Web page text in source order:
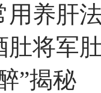
用养肝
肚将军
”揭秘